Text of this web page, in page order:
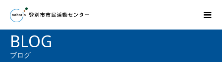
BLOG
ブログ